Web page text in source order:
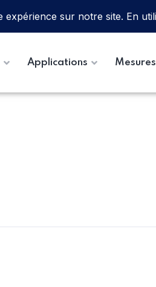
Applications Mesures